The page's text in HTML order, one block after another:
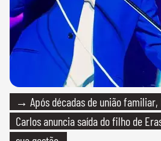
→ Após décadas de união familiar,
Carlos anuncia saída do filho de